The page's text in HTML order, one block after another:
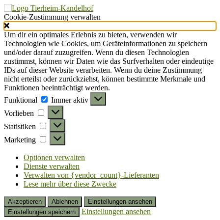
Cookie-Zustimmung verwalten
Um dir ein optimales Erlebnis zu bieten, verwenden wir
Technologien wie Cookies, um Geräteinformationen zu speichern
und/oder darauf zuzugreifen. Wenn du diesen Technologien
zustimmst, können wir Daten wie das Surfverhalten oder eindeutige
IDs auf dieser Website verarbeiten. Wenn du deine Zustimmung
nicht erteilst oder zurückziehst, können bestimmte Merkmale und
Funktionen beeinträchtigt werden.
Funktional
Funktional
Immer aktiv
Vorlieben
Vorlieben
Statistiken Statistiken
Marketing Marketing
Optionen verwalten
Dienste verwalten
Verwalten von {vendor_count}-Lieferanten
Lese mehr über diese Zwecke
Akzeptieren Ablehnen
Einstellungen ansehen
Einstellungen speichern
Einstellungen ansehen